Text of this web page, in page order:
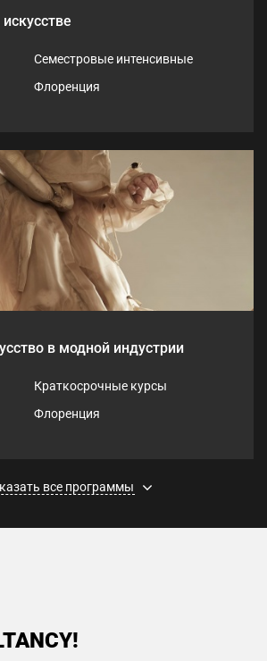
Семестровые интенсивные
Флоренция
в модной индустрии
Краткосрочные курсы
Флоренция
все программы